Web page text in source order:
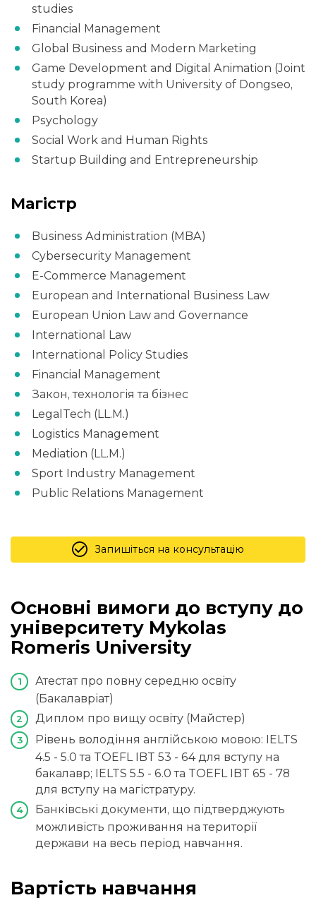
studies
Financial Management
Global Business and Modern Marketing
Game Development and Digital Animation (Joint
study programme with University of Dongseo,
South Korea)
Psychology
Social Work and Human Rights
Startup Building and Entrepreneurship
Магістр
Business Administration (MBA)
Cybersecurity Management
E-Commerce Management
European and International Business Law
European Union Law and Governance
International Law
International Policy Studies
Financial Management
Закон, технологія та бізнес
LegalTech (LL.M.)
Logistics Management
Mediation (LL.M.)
Sport Industry Management
Public Relations Management
Запишіться на консультацію
Основні вимоги до вступу до
університету Mykolas
Romeris University
Атестат про повну середню освіту
(Бакалавріат)
Диплом про вищу освіту (Майстер)
Рівень володіння англійською мовою: IELTS
4.5 - 5.0 та TOEFL IBT 53 - 64 для вступу на
бакалавр; IELTS 5.5 - 6.0 та TOEFL IBT 65 - 78
для вступу на магістратуру.
Банківські документи, що підтверджують
можливість проживання на території
держави на весь період навчання.
Вартість навчання